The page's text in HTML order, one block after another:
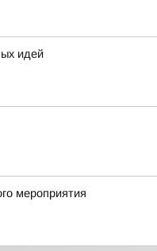
идей
мероприятия